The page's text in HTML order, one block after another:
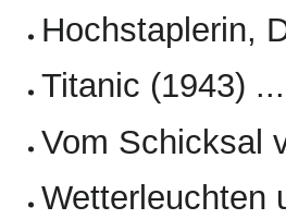
Hochstaplerin,
Titanic (1943)
Vom Schicksal
Wetterleuchten